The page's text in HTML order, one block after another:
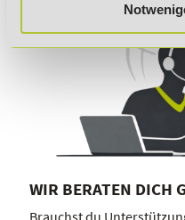
WIR BERATEN DICH